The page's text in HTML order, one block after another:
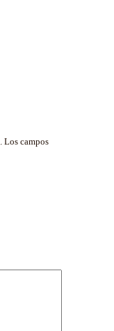
Los campos